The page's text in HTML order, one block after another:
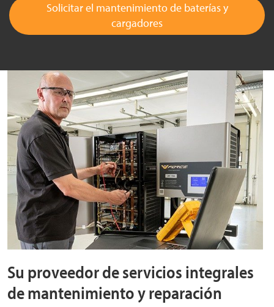
Solicitar el mantenimiento de baterías y
cargadores
Su proveedor de servicios integrales
de mantenimiento y reparación